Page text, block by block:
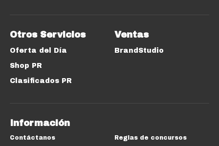
Otros Servicios
Oferta del Día
Shop PR
Clasificados PR
Ventas
BrandStudio
Información
Contáctanos Reglas de concursos